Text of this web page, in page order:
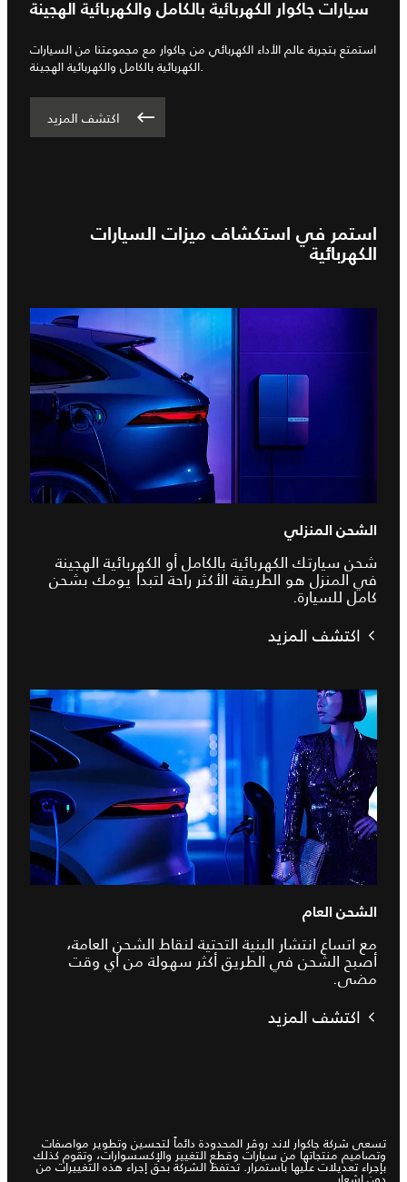
سيارات جاكوار الكهربائية بالكامل والكهربائية الهجينة
استمتع بتجربة عالم الأداء الكهربائي من جاكوار مع مجموعتنا من السيارات
الكهربائية بالكامل والكهربائية الهجينة.
اكتشف المزيد
استمر في استكشاف ميزات السيارات
الكهربائية
الشحن المنزلي
شحن سيارتك الكهربائية بالكامل أو الكهربائية الهجينة
في المنزل هو الطريقة الأكثر راحة لتبدأ يومك بشحن
كامل للسيارة.
اكتشف المزيد
الشحن العام
مع اتساع انتشار البنية التحتية لنقاط الشحن العامة،
أصبح الشحن في الطريق أكثر سهولة من أي وقت
مضى.
اكتشف المزيد
تسعى شركة جاكوار لاند روڤر المحدودة دائماً لتحسين وتطوير مواصفات
وتصاميم منتجاتها من سيارات وقطع التغيير والإكسسوارات، وتقوم كذلك
بإجراء تعديلات عليها باستمرار. تحتفظ الشركة بحق إجراء هذه التغييرات من